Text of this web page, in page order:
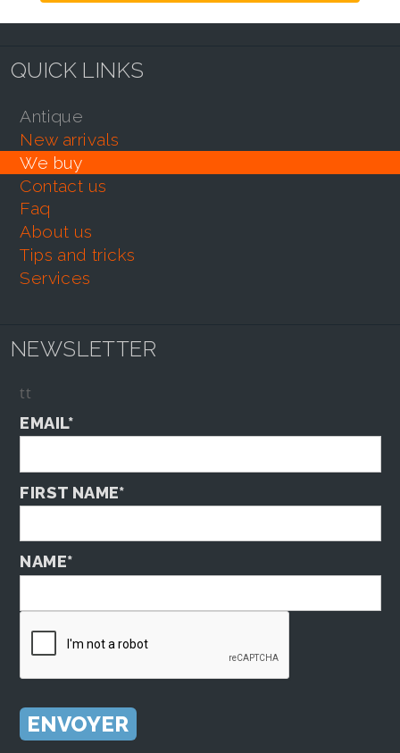
QUICK LINKS
antique
new arrivals
we buy
contact us
faq
about us
tips and tricks
services
NEWSLETTER
tt
EMAIL*
FIRST NAME*
NAME*